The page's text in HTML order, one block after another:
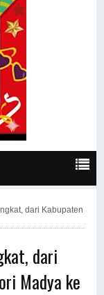
dari Kabupaten
dari
Madya ke